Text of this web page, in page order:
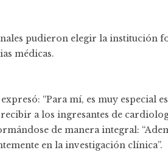
pudieron elegir la institución
médicas.
“Para mí, es muy especial
a los ingresantes de
de manera integral:
en la investigación clínica”.